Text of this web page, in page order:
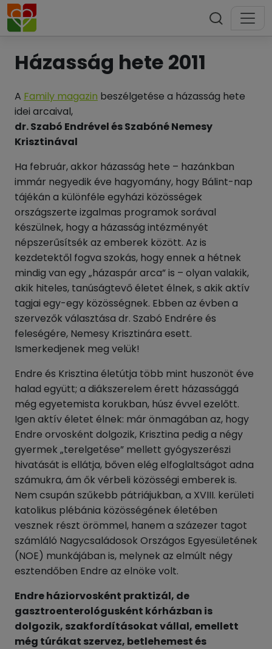
Házasság hete 2011
A Family magazin beszélgetése a házasság hete
idei arcaival,
dr. Szabó Endrével és Szabóné Nemesy
Krisztinával
Ha február, akkor házasság hete – hazánkban
immár negyedik éve hagyomány, hogy Bálint-nap
tájékán a különféle egyházi közösségek
országszerte izgalmas programok sorával
készülnek, hogy a házasság intézményét
népszerűsítsék az emberek között. Az is
kezdetektől fogva szokás, hogy ennek a hétnek
mindig van egy „házaspár arca” is – olyan valakik,
akik hiteles, tanúságtevő életet élnek, s akik aktív
tagjai egy-egy közösségnek. Ebben az évben a
szervezők választása dr. Szabó Endrére és
feleségére, Nemesy Krisztinára esett.
Ismerkedjenek meg velük!
Endre és Krisztina életútja több mint huszonöt éve
halad együtt; a diákszerelem érett házassággá
még egyetemista korukban, húsz évvel ezelőtt.
Igen aktív életet élnek: már önmagában az, hogy
Endre orvosként dolgozik, Krisztina pedig a négy
gyermek „terelgetése” mellett gyógyszerészi
hivatását is ellátja, bőven elég elfoglaltságot adna
számukra, ám ők vérbeli közösségi emberek is.
Nem csupán szűkebb pátriájukban, a XVIII. kerületi
katolikus plébánia közösségének életében
vesznek részt örömmel, hanem a százezer tagot
számláló Nagycsaládosok Országos Egyesületének
(NOE) munkájában is, melynek az elmúlt négy
esztendőben Endre az elnöke volt.
Endre háziorvosként praktizál, de
gasztroenterológusként kórházban is
dolgozik, szakfordításokat vállal, emellett
még túrákat szervez, betlehemest és